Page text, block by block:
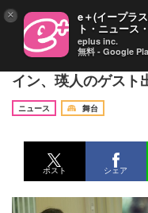
『がんばれ！TEAM
イン、瑛人のゲスト
ニュース
舞台
ポスト シェア
× e＋(イープラ
ト・ニュース
eplus inc.
無料 - Google